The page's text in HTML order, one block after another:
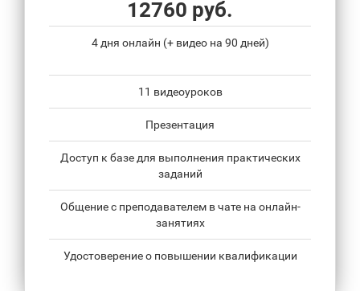
12760 руб.
4 дня онлайн (+ видео на 90 дней)
11 видеоуроков
Презентация
Доступ к базе для выполнения практических
заданий
Общение с преподавателем в чате на онлайн-
занятиях
Удостоверение о повышении квалификации